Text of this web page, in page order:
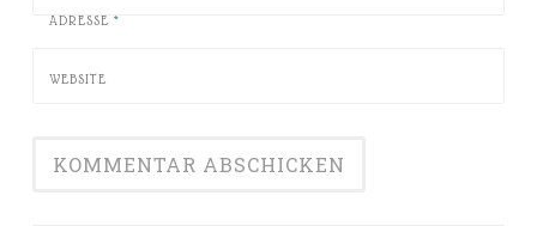
ADRESSE *
WEBSITE